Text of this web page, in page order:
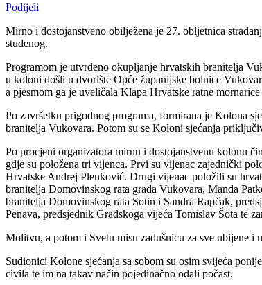
Podijeli
Mirno i dostojanstveno obilježena je 27. obljetnica
studenog.
Programom je utvrđeno okupljanje hrvatskih branitelja
u koloni došli u dvorište Opće županijske bolnice
a pjesmom ga je uveličala Klapa Hrvatske ratne
Po završetku prigodnog programa, formirana je Kolona
branitelja Vukovara. Potom su se Koloni sjećanja
Po procjeni organizatora mirnu i dostojanstvenu kolonu
gdje su položena tri vijenca. Prvi su vijenac zajednički
Hrvatske Andrej Plenković. Drugi vijenac položili su
branitelja Domovinskog rata grada Vukovara, Manda
branitelja Domovinskog rata Sotin i Sandra Rapčak,
Penava, predsjednik Gradskoga vijeća Tomislav Šota te
Molitvu, a potom i Svetu misu zadušnicu za sve ubijene
Sudionici Kolone sjećanja sa sobom su osim svijeća
civila te im na takav način pojedinačno odali počast.